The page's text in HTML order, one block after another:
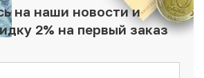
на наши новости и
2% на первый заказ